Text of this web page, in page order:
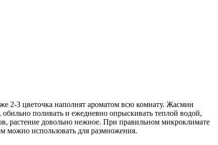
2-3 цветочка наполнят ароматом всю комнату. Жасмин
поливать и ежедневно опрыскивать теплой водой,
растение довольно нежное. При правильном микроклимате
можно использовать для размножения.